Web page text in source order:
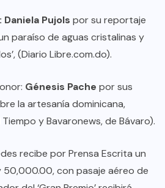
: Daniela Pujols por su reportaje
paraíso de aguas cristalinas y
(Diario Libre.com.do).
Génesis Pache por sus
la artesanía dominicana,
y Bavaronews, de Bávaro).
recibe por Prensa Escrita un
con pasaje aéreo de